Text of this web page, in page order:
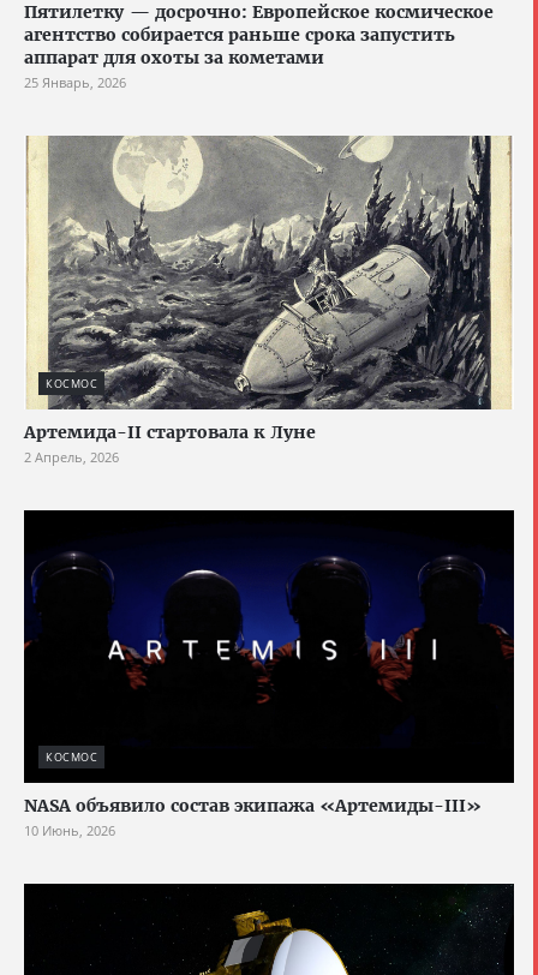
Пятилетку — досрочно: Европейское космическое
агентство собирается раньше срока запустить
аппарат для охоты за кометами
25 Январь, 2026
КОСМОС
Артемида-II стартовала к Луне
2 Апрель, 2026
КОСМОС
NASA объявило состав экипажа «Артемиды-III»
10 Июнь, 2026